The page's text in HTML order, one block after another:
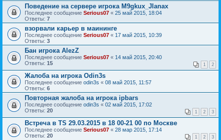
Поведение на сервере игрока M9gkux_Jlanax
Последнее сообщение Serious07 « 25 май 2015, 18:04
Ответы: 7
взорвали карьер в маининге
Последнее сообщение Serious07 « 17 май 2015, 10:39
Ответы: 3
Бан игрока AlezZ
Последнее сообщение Serious07 « 14 май 2015, 20:40
Ответы: 15 1 2
Жалоба на игрока Odin3s
Последнее сообщение odin3s « 08 май 2015, 11:57
Ответы: 6
Повторная жалоба на игрока ipbars
Последнее сообщение odin3s « 02 май 2015, 17:02
Ответы: 20 1 2 3
Встреча в TS 29.03.2015 в 18 00-21 00 по Москве
Последнее сообщение Serious07 « 28 мар 2015, 17:14
Ответы: 20 1 2 3